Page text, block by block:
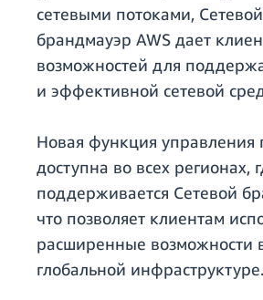
сетевыми потоками, Сетевой
брандмауэр AWS дает
возможностей для
и эффективной сетевой
Новая функция управления
доступна во всех регионах,
поддерживается Сетевой
что позволяет клиентам
расширенные возможности
глобальной инфраструктуре.